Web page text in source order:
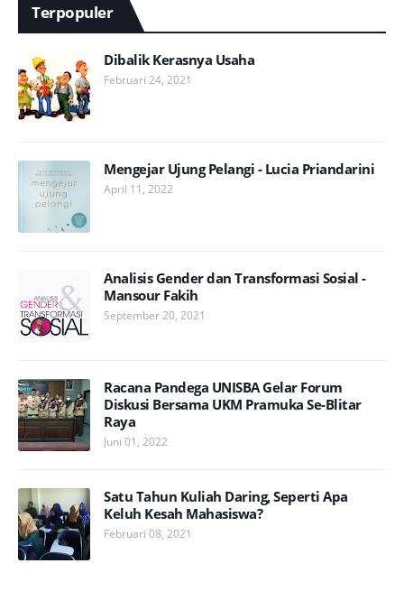
Terpopuler
Dibalik Kerasnya Usaha
Februari 24, 2021
Mengejar Ujung Pelangi - Lucia Priandarini
April 11, 2022
Analisis Gender dan Transformasi Sosial -
Mansour Fakih
September 20, 2021
Racana Pandega UNISBA Gelar Forum
Diskusi Bersama UKM Pramuka Se-Blitar
Raya
Juni 01, 2022
Satu Tahun Kuliah Daring, Seperti Apa
Keluh Kesah Mahasiswa?
Februari 08, 2021